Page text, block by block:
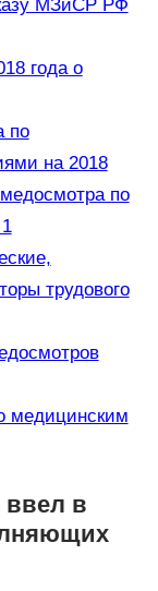
МЗиСР РФ
года о
по
на 2018
по
трудового
медицинским
в